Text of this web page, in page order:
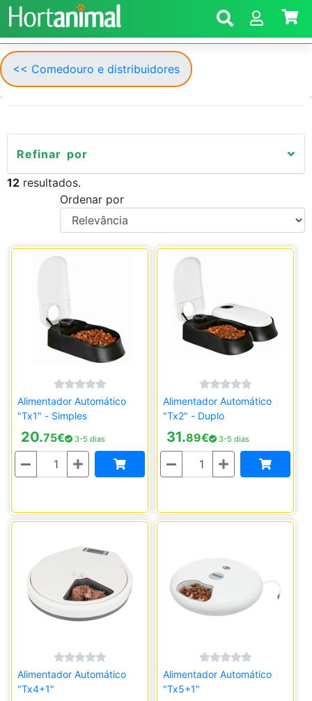
<< Comedouro e distribuidores
Refinar por
12 resultados.
Ordenar por
Alimentador Automático
"Tx1" - Simples
20.75€ 3-5 dias
Quantidade
Alimentador Automático
"Tx2" - Duplo
31.89€ 3-5 dias
Quantidade
Alimentador Automático
"Tx4+1"
Alimentador Automático
"Tx5+1"